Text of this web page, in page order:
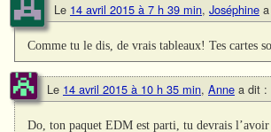
Le 14 avril 2015 à 7 h 39 min, Joséphine
Comme tu le dis, de vrais tableaux! Tes cartes
Le 14 avril 2015 à 10 h 35 min, Anne a dit :
Do, ton paquet EDM est parti, tu devrais